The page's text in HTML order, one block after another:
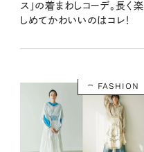
ス」の着まわしコーデ。長く楽
しめてかわいいのはコレ！
FASHION